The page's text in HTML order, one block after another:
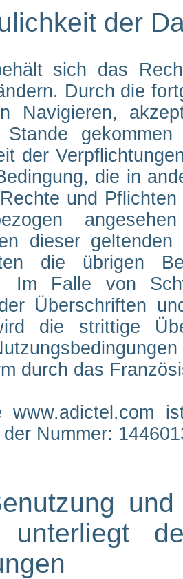
der
sich das
Durch die
Navigieren,
der
die in
und
dieser
die übrigen
Im Falle von
Überschriften
die strittige
durch das
www.adictel.com
Nummer:
unterliegt